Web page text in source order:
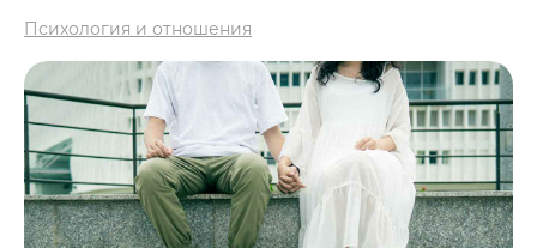
Психология и отношения